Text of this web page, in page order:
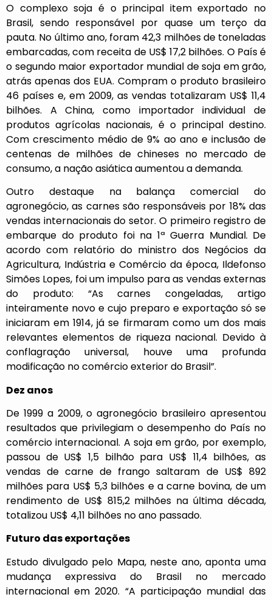
O complexo soja é o principal item exportado no
Brasil, sendo responsável por quase um terço da
pauta. No último ano, foram 42,3 milhões de toneladas
embarcadas, com receita de US$ 17,2 bilhões. O País é
o segundo maior exportador mundial de soja em grão,
atrás apenas dos EUA. Compram o produto brasileiro
46 países e, em 2009, as vendas totalizaram US$ 11,4
bilhões. A China, como importador individual de
produtos agrícolas nacionais, é o principal destino.
Com crescimento médio de 9% ao ano e inclusão de
centenas de milhões de chineses no mercado de
consumo, a nação asiática aumentou a demanda.
Outro destaque na balança comercial do
agronegócio, as carnes são responsáveis por 18% das
vendas internacionais do setor. O primeiro registro de
embarque do produto foi na 1ª Guerra Mundial. De
acordo com relatório do ministro dos Negócios da
Agricultura, Indústria e Comércio da época, Ildefonso
Simões Lopes, foi um impulso para as vendas externas
do produto: “As carnes congeladas, artigo
inteiramente novo e cujo preparo e exportação só se
iniciaram em 1914, já se firmaram como um dos mais
relevantes elementos de riqueza nacional. Devido à
conflagração universal, houve uma profunda
modificação no comércio exterior do Brasil”.
Dez anos
De 1999 a 2009, o agronegócio brasileiro apresentou
resultados que privilegiam o desempenho do País no
comércio internacional. A soja em grão, por exemplo,
passou de US$ 1,5 bilhão para US$ 11,4 bilhões, as
vendas de carne de frango saltaram de US$ 892
milhões para US$ 5,3 bilhões e a carne bovina, de um
rendimento de US$ 815,2 milhões na última década,
totalizou US$ 4,11 bilhões no ano passado.
Futuro das exportações
Estudo divulgado pelo Mapa, neste ano, aponta uma
mudança expressiva do Brasil no mercado
internacional em 2020. “A participação mundial das